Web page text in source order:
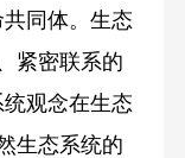
同体。生态
紧密联系的
观念在生态
生态系统的